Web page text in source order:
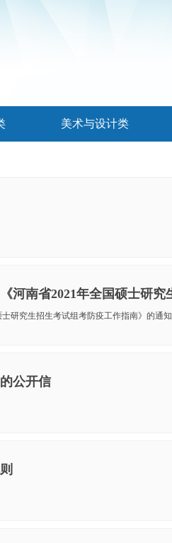
美术与设计类
研究生招生考试组考防疫工作指南》的通知
公开信